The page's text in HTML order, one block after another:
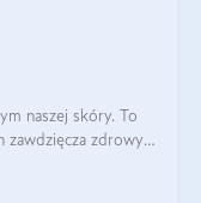
naszej skóry. To
zawdzięcza zdrowy